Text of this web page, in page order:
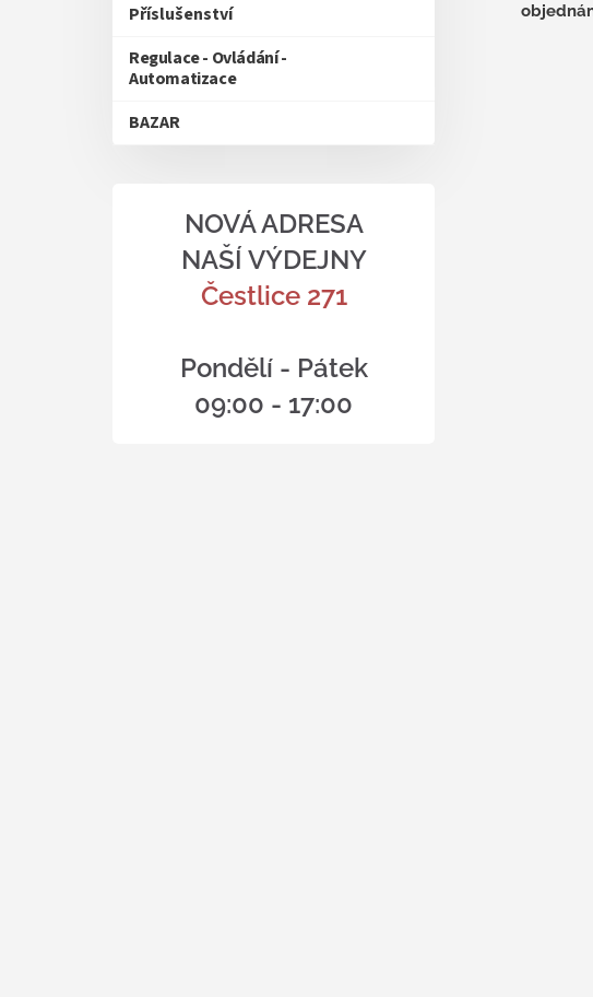
Příslušenství
Regulace - Ovládání -
Automatizace
BAZAR
NOVÁ ADRESA
NAŠÍ VÝDEJNY
Čestlice 271
Pondělí - Pátek
09:00 - 17:00